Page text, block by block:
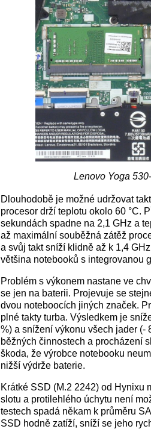
Lenovo Yoga
Dlouhodobě je možné udržovat
procesor drží teplotu okolo 60 °C.
sekundách spadne na 2,1 GHz a
až maximální souběžná zátěž
a svůj takt sníží klidně až k 1,4
většina notebooků s integrovanou
Problém s výkonem nastane ve
se jen na baterii. Projevuje se
dvou noteboocích jiných značek.
plné takty turba. Výsledkem je
%) a snížení výkonu všech jader (-
běžných činnostech a procházení
škoda, že výrobce notebooku
nižší výdrže baterie.
Krátké SSD (M.2 2242) od Hynixu
slotu a protilehlého úchytu není
testech spadá někam k průměru
SSD hodně zatíží, sníží se jeho